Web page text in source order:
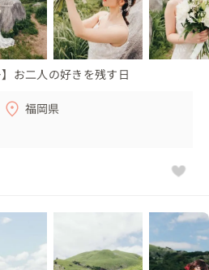
お二人の好きを残す日
福岡県